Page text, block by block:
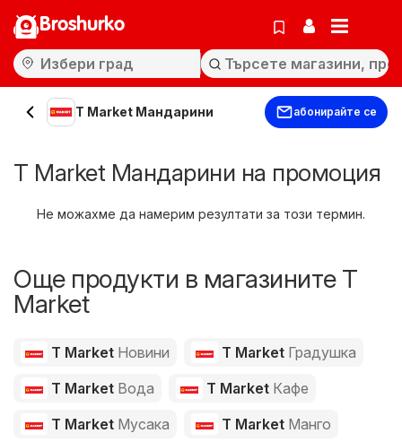
Broshurko
T Market Мандарини абонирайте се
T Market Мандарини на промоция
Не можахме да намерим резултати за този термин.
Още продукти в магазините T
Market
T Market Новини T Market Градушка
T Market Вода T Market Кафе
T Market Мусака T Market Манго